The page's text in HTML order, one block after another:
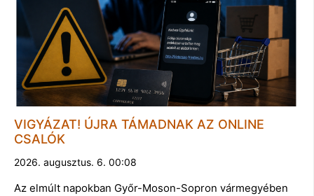
VIGYÁZAT! ÚJRA TÁMADNAK AZ ONLINE
CSALÓK
2026. augusztus. 6. 00:08
Az elmúlt napokban Győr-Moson-Sopron vármegyében